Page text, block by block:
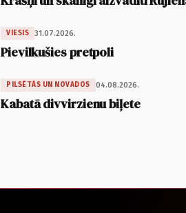
VIESIS 31.07.2026.
Pievilkušies pretpoli
PILSĒTĀS UN NOVADOS 04.08.2026.
Kabatā divvirzienu biļete